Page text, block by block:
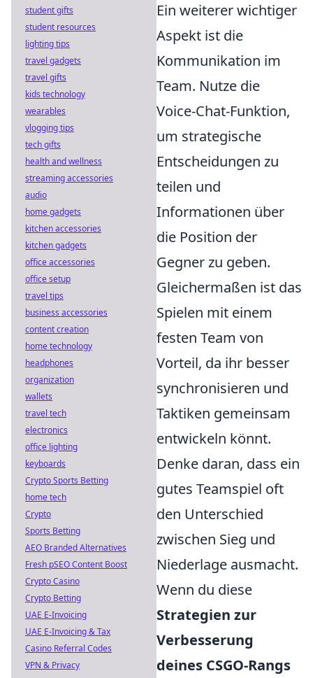
Ein weiterer wichtiger
Aspekt ist die
Kommunikation im
Team. Nutze die
Voice-Chat-Funktion,
um strategische
Entscheidungen zu
teilen und
Informationen über
die Position der
Gegner zu geben.
Gleichermaßen ist das
Spielen mit einem
festen Team von
Vorteil, da ihr besser
synchronisieren und
Taktiken gemeinsam
entwickeln könnt.
Denke daran, dass ein
gutes Teamspiel oft
den Unterschied
zwischen Sieg und
Niederlage ausmacht.
Wenn du diese
Strategien zur
Verbesserung
deines CSGO-Rangs
student gifts
student resources
lighting tips
travel gadgets
travel gifts
kids technology
wearables
vlogging tips
tech gifts
health and wellness
streaming accessories
audio
home gadgets
kitchen accessories
kitchen gadgets
office accessories
office setup
travel tips
business accessories
content creation
home technology
headphones
organization
wallets
travel tech
electronics
office lighting
keyboards
Crypto Sports Betting
home tech
Crypto
Sports Betting
AEO Branded Alternatives
Fresh pSEO Content Boost
Crypto Casino
Crypto Betting
UAE E-Invoicing
UAE E-Invoicing & Tax
Casino Referral Codes
VPN & Privacy